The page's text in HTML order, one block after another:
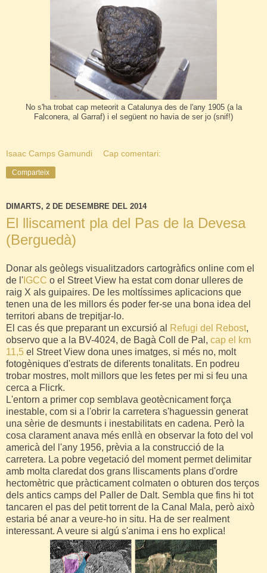
No s'ha trobat cap meteorit a Catalunya des de l'any 1905 (a la
Falconera, al Garraf) i el següent no havia de ser jo (snif!)
Isaac Camps Gamundi Cap comentari:
Comparteix
DIMARTS, 2 DE DESEMBRE DEL 2014
El lliscament pla del Pas de la Devesa
(Berguedà)
Donar als geòlegs visualitzadors cartogràfics online com el
de l' IGCC o el Street View ha estat com donar ulleres de
raig X als guipaires. De les moltíssimes aplicacions que
tenen una de les millors és poder fer-se una bona idea del
territori abans de trepitjar-lo.
El cas és que preparant un excursió al
Refugi del Rebost,
observo que a la BV-4024, de Bagà Coll de Pal, cap el km
11,5 el Street View dona unes imatges, si més no, molt
fotogèniques d'estrats de diferents tonalitats. En podreu
trobar mostres, molt millors que les fetes per mi si feu una
cerca a Flicrk.
L'entorn a primer cop semblava geotècnicament força
inestable, com si a l'obrir la carretera s'haguessin generat
una sèrie de desmunts i inestabilitats en cadena. Però la
cosa clarament anava més enllà en observar la foto del vol
americà del l'any 1956, prèvia a la construcció de la
carretera. La pobre vegetació del moment permet delimitar
amb molta claredat dos grans lliscaments plans d'ordre
hectomètric que pràcticament colmaten o obturen dos terços
dels antics camps del Paller de Dalt. Sembla que fins hi tot
tancaren el pas del petit torrent de la Canal Mala, però això
estaria bé anar a veure-ho in situ. Ha de ser realment
interessant. A veure si algú s'anima i ens ho explica!